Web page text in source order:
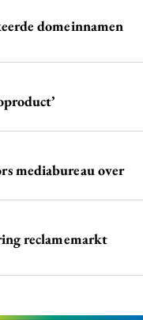
domeinnamen
mediabureau over
reclamemarkt